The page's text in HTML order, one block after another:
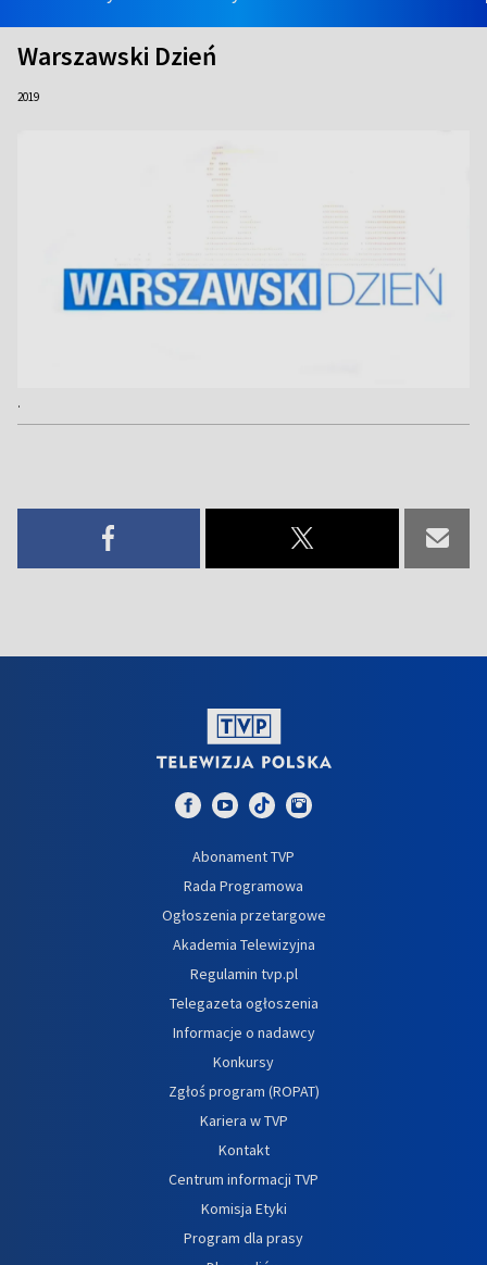
Warszawski Dzień
2019
.
Abonament TVP
Rada Programowa
Ogłoszenia przetargowe
Akademia Telewizyjna
Regulamin tvp.pl
Telegazeta ogłoszenia
Informacje o nadawcy
Konkursy
Zgłoś program (ROPAT)
Kariera w TVP
Kontakt
Centrum informacji TVP
Komisja Etyki
Program dla prasy